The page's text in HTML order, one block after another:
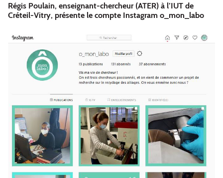
Régis Poulain, enseignant-chercheur (ATER) à l’IUT de
Créteil-Vitry, présente le compte Instagram o_mon_labo